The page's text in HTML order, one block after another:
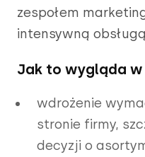
zespołem
intensywną
Jak to wygląda
wdrożenie
stronie firmy,
decyzji o